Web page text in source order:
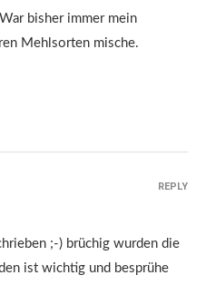
bisher immer mein
Mehlsorten mische.
;-) brüchig wurden die
ist wichtig und besprühe
REPLY